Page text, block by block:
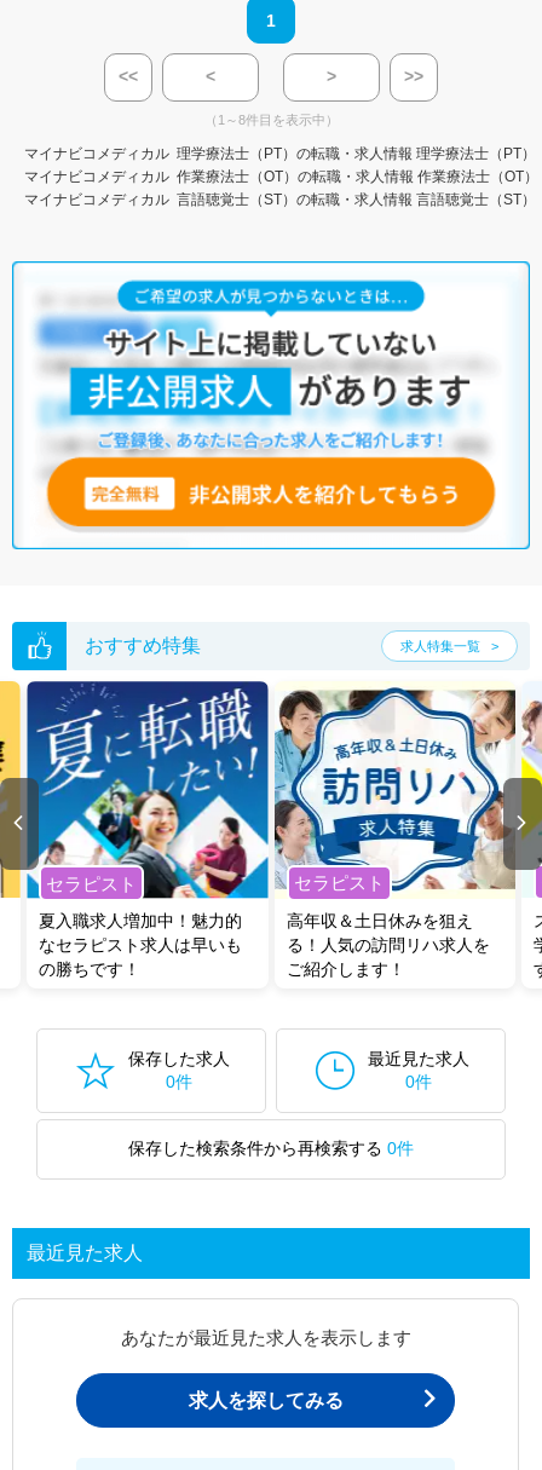
1
<< < > >>
（1～8件目を表示中）
マイナビコメディカル 理学療法士（PT）の転職・求人情報 理学療法士（PT）
マイナビコメディカル 作業療法士（OT）の転職・求人情報 作業療法士（OT
マイナビコメディカル 言語聴覚士（ST）の転職・求人情報 言語聴覚士（ST）
おすすめ特集 求人特集一覧
セラピスト
夏入職求人増加中！魅力的
なセラピスト求人は早いも
の勝ちです！
セラピスト
高年収＆土日休みを狙え
る！人気の訪問リハ求人を
ご紹介します！
保存した求人
0件
最近見た求人
0件
保存した検索条件から再検索する 0件
最近見た求人
あなたが最近見た求人を表示します
求人を探してみる